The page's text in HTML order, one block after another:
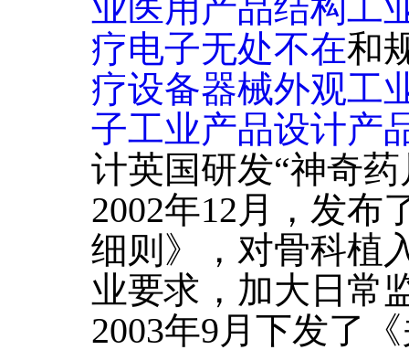
业医用产品结构工
疗电子无处不在和
疗设备器械外观工
子工业产品设计产
计英国研发“神奇药
2002年12月，发布
细则》，对骨科植
业要求，加大日常
2003年9月下发了